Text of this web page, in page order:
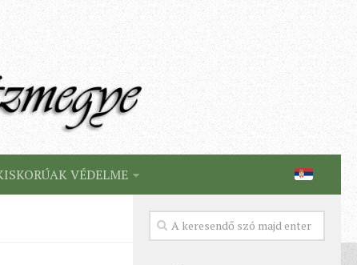
VÉDELME